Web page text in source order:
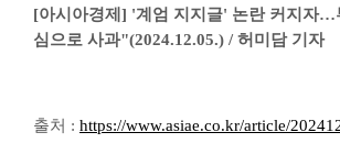
[아시아경제] '계엄 지지글' 논란 커지자…
심으로 사과"(2024.12.05.) / 허미담 기자
출처 : https://www.asiae.co.kr/article/